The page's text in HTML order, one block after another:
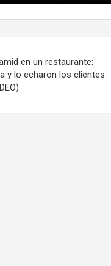
en un restaurante:
y lo echaron los clientes